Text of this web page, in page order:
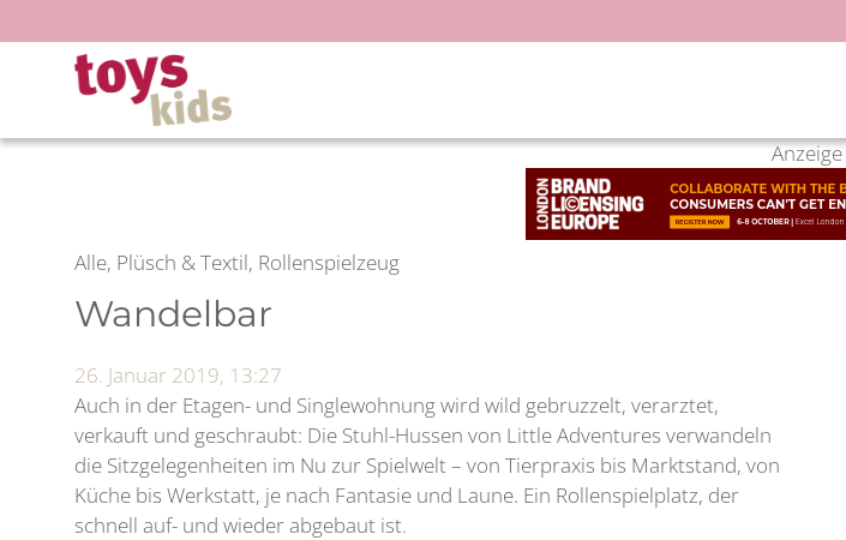
Inhalt
springen
Anzeige
Alle, Plüsch & Textil, Rollenspielzeug
Wandelbar
26. Januar 2019, 13:27
Auch in der Etagen- und Singlewohnung wird wild gebruzzelt, verarztet,
verkauft und geschraubt: Die Stuhl-Hussen von Little Adventures verwandeln
die Sitzgelegenheiten im Nu zur Spielwelt – von Tierpraxis bis Marktstand, von
Küche bis Werkstatt, je nach Fantasie und Laune. Ein Rollenspielplatz, der
schnell auf- und wieder abgebaut ist.